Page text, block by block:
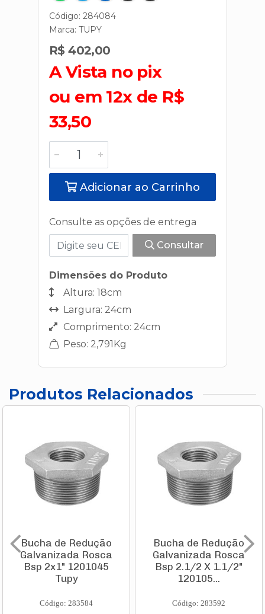
Código: 284084
Marca: TUPY
R$ 402,00
A Vista no pix
ou em 12x de R$
33,50
Adicionar ao Carrinho
Consulte as opções de entrega
Consultar
Dimensões do Produto
Altura: 18cm
Largura: 24cm
Comprimento: 24cm
Peso: 2,791Kg
Produtos Relacionados
Bucha de Redução
Galvanizada Rosca
Bsp 2x1" 1201045
Tupy
Código: 283584
Bucha de Redução
Galvanizada Rosca
Bsp 2.1/2 X 1.1/2"
120105...
Código: 283592